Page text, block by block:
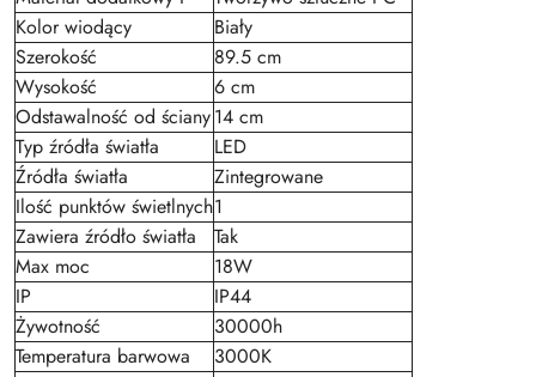
Kolor wiodący
Biały
Szerokość
89.5 cm
Wysokość
6 cm
Odstawalność od ściany14 cm
Typ źródła światła
LED
Źródła światła
Zintegrowane
Ilość punktów świetlnych1
Zawiera źródło światła
Tak
Max moc
18W
IP
IP44
Żywotność
30000h
Temperatura barwowa
3000K